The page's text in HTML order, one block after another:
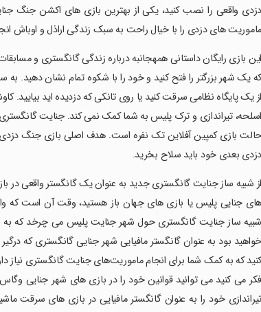
دزدی واقعی را نصب کنید، یکی از بهترین بازی های اکشن جنگ
ماموریت های دزدی را با خیال راحت به سبک زندگی اراذل و اوباش
‏این بازی رایگان داستانی همهجانبه درباره زندگی گانگستری و
که یک شهر بزرگتر را فتح کنید و خود را با شکوه تمام نشان دهید.
از یک پایگاه نظامی سرقت کنید یا روی تانکی که دزدیده اید
اسلحه، تیراندازی و ترک پلیس به شما کمک نمی کند. جنایت گانگستری
حالت بازی کمپین آفلاین تک نفره است. هدف اصلی بازی جنگ دزدی
دزدی بعدی خود باید سلاح بخرید.
‏از شبیه ساز جنایت گانگستری جدید به عنوان یک گانگستر واقعی در
های جنایی پلیس یا بازی های جهان باز هستید، وقت آن است که
شبیه ساز جنایت گانگستری حول شهر جنایت پلیس می چرخد ​​که به
خواهید بود به عنوان گانگستر مافیایی شهر جنایی گانگستری که
کنید که به کمک شما برای انجام ماموریت‌های جنایت گانگستری نیاز
فکر می کنید می توانید قوانین خود را در بازی های شهر جنایی وگاس
تیراندازی خود را به عنوان گانگستر مافیایی در بازی های